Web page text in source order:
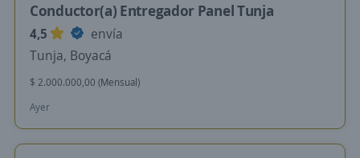
Conductor(a) Entregador Panel Tunja
4,5
envía
Tunja, Boyacá
$ 2.000.000,00 (Mensual)
Ayer